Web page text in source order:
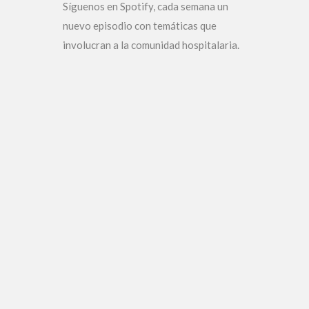
Síguenos en Spotify, cada semana un
nuevo episodio con temáticas que
involucran a la comunidad hospitalaria.